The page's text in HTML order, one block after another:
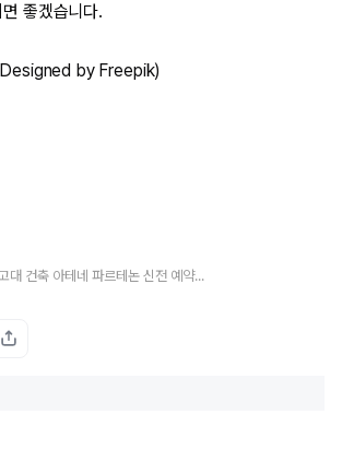
좋겠습니다.
by Freepik)
2,500년 역사를 품은 고대 건축 아테네 파르테논 신전 예약·입장·동선 꿀팁